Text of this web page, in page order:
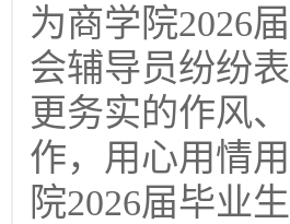
为商学院2026
会辅导员纷纷
更务实的作风
作，用心用情
院2026届毕业